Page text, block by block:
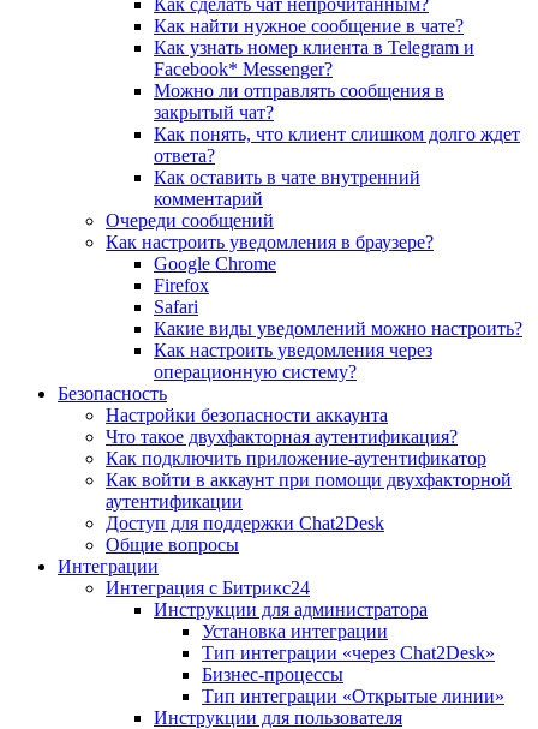
Как сделать чат непрочитанным?
Как найти нужное сообщение в чате?
Как узнать номер клиента в Telegram и
Facebook* Messenger?
Можно ли отправлять сообщения в
закрытый чат?
Как понять, что клиент слишком долго ждет
ответа?
Как оставить в чате внутренний
комментарий
Очереди сообщений
Как настроить уведомления в браузере?
Google Chrome
Firefox
Safari
Какие виды уведомлений можно настроить?
Как настроить уведомления через
операционную систему?
Безопасность
Настройки безопасности аккаунта
Что такое двухфакторная аутентификация?
Как подключить приложение-аутентификатор
Как войти в аккаунт при помощи двухфакторной
аутентификации
Доступ для поддержки Chat2Desk
Общие вопросы
Интеграции
Интеграция с Битрикс24
Инструкции для администратора
Установка интеграции
Тип интеграции «через Chat2Desk»
Бизнес-процессы
Тип интеграции «Открытые линии»
Инструкции для пользователя